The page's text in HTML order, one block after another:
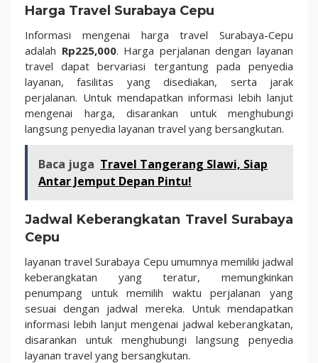
Harga Travel Surabaya Cepu
Informasi mengenai harga travel Surabaya-Cepu
adalah Rp225,000. Harga perjalanan dengan layanan
travel dapat bervariasi tergantung pada penyedia
layanan, fasilitas yang disediakan, serta jarak
perjalanan. Untuk mendapatkan informasi lebih lanjut
mengenai harga, disarankan untuk menghubungi
langsung penyedia layanan travel yang bersangkutan.
Baca juga Travel Tangerang Slawi, Siap
Antar Jemput Depan Pintu!
Jadwal Keberangkatan Travel Surabaya
Cepu
layanan travel Surabaya Cepu umumnya memiliki jadwal
keberangkatan yang teratur, memungkinkan
penumpang untuk memilih waktu perjalanan yang
sesuai dengan jadwal mereka. Untuk mendapatkan
informasi lebih lanjut mengenai jadwal keberangkatan,
disarankan untuk menghubungi langsung penyedia
layanan travel yang bersangkutan.